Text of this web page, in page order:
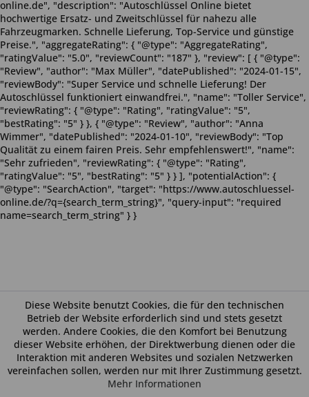
Diese Website benutzt Cookies, die für den technischen
Betrieb der Website erforderlich sind und stets gesetzt
werden. Andere Cookies, die den Komfort bei Benutzung
dieser Website erhöhen, der Direktwerbung dienen oder die
Interaktion mit anderen Websites und sozialen Netzwerken
vereinfachen sollen, werden nur mit Ihrer Zustimmung gesetzt.
Mehr Informationen
online.de", "description": "Autoschlüssel Online bietet
hochwertige Ersatz- und Zweitschlüssel für nahezu alle
Fahrzeugmarken. Schnelle Lieferung, Top-Service und günstige
Preise.", "aggregateRating": { "@type": "AggregateRating",
"ratingValue": "5.0", "reviewCount": "187" }, "review": [ { "@type":
"Review", "author": "Max Müller", "datePublished": "2024-01-15",
"reviewBody": "Super Service und schnelle Lieferung! Der
Autoschlüssel funktioniert einwandfrei.", "name": "Toller Service",
"reviewRating": { "@type": "Rating", "ratingValue": "5",
"bestRating": "5" } }, { "@type": "Review", "author": "Anna
Wimmer", "datePublished": "2024-01-10", "reviewBody": "Top
Qualität zu einem fairen Preis. Sehr empfehlenswert!", "name":
"Sehr zufrieden", "reviewRating": { "@type": "Rating",
"ratingValue": "5", "bestRating": "5" } } ], "potentialAction": {
"@type": "SearchAction", "target": "https://www.autoschluessel-
online.de/?q={search_term_string}", "query-input": "required
name=search_term_string" } }